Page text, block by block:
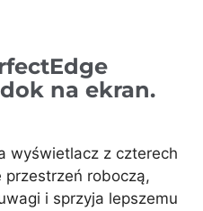
na ekran.
wyświetlacz z czterech
przestrzeń roboczą,
i sprzyja lepszemu